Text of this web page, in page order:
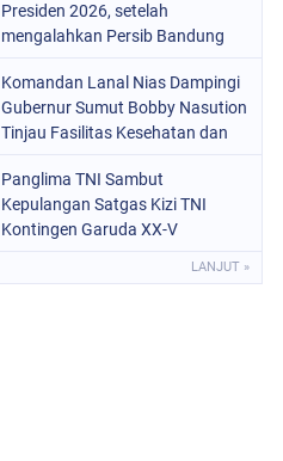
media sosial
Presiden 2026, setelah
mengalahkan Persib Bandung
laga final. Green Force menang 6-
5 setelah kedua tim bermain
imbang 1-1 hingga 120 menit
Komandan Lanal Nias Dampingi
Gubernur Sumut Bobby Nasution
Tinjau Fasilitas Kesehatan dan
Utara
Panglima TNI Sambut
Kepulangan Satgas Kizi TNI
Kontingen Garuda XX-V
LANJUT »